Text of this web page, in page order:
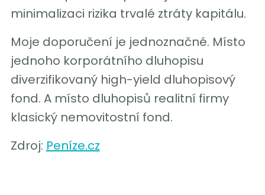
minimalizaci rizika trvalé ztráty kapitálu.
Moje doporučení je jednoznačné. Místo
jednoho korporátního dluhopisu
diverzifikovaný high-yield dluhopisový
fond. A místo dluhopisů realitní firmy
klasický nemovitostní fond.
Zdroj: Peníze.cz